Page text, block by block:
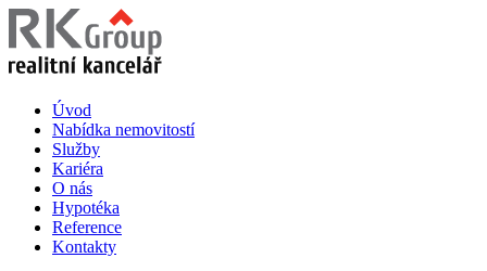
Úvod
Nabídka nemovitostí
Služby
Kariéra
O nás
Hypotéka
Reference
Kontakty